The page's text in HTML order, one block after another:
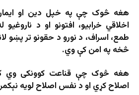
هغه څوک چې په خپل دین او
اخلاقي خرابیو، افتونو او د
طمع، اسراف، د نورو د حقونو تر پښو
څخه په امن کې وي.
هغه څوک چې قناعت کوونکی
اصلاح کړي او د نفس اصلاح لویه